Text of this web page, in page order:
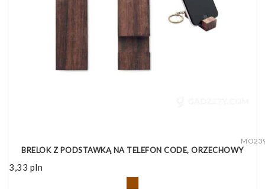
BRELOK Z PODSTAWKĄ NA TELEFON CODE, ORZECHOWY
3,33 pln